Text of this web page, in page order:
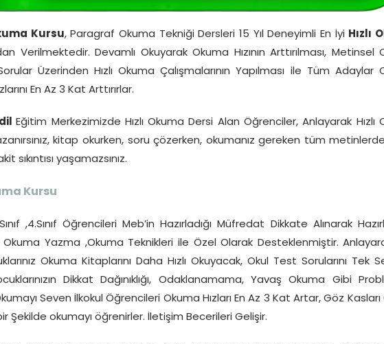
Kursu, Paragraf Okuma Tekniği Dersleri 15 Yıl Deneyimli En İyi Hızlı
Verilmektedir. Devamlı Okuyarak Okuma Hızının Arttırılması, Metinsel
Üzerinden Hızlı Okuma Çalışmalarının Yapılması ile Tüm Adaylar
En Az 3 Kat Arttırırlar.
Eğitim Merkezimizde Hızlı Okuma Dersi Alan Öğrenciler, Anlayarak Hızlı
kitap okurken, soru çözerken, okumanız gereken tüm
sıkıntısı yaşamazsınız.
Kursu
,4.Sınıf Öğrencileri Meb’in Hazırladığı Müfredat Dikkate Alınarak
Okuma Yazma ,Okuma Teknikleri ile Özel Olarak Desteklenmiştir.
Okuma Kitaplarını Daha Hızlı Okuyacak, Okul Test Sorularını Tek
Dikkat Dağınıklığı, Odaklanamama, Yavaş Okuma Gibi
Seven İlkokul Öğrencileri Okuma Hızları En Az 3 Kat Artar, Göz Kasları
Şekilde okumayı öğrenirler. İletişim Becerileri Gelişir.